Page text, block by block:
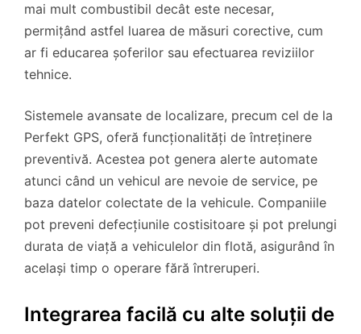
mai mult combustibil decât este necesar,
permițând astfel luarea de măsuri corective, cum
ar fi educarea șoferilor sau efectuarea reviziilor
tehnice.
Sistemele avansate de localizare, precum cel de la
Perfekt GPS, oferă funcționalități de întreținere
preventivă. Acestea pot genera alerte automate
atunci când un vehicul are nevoie de service, pe
baza datelor colectate de la vehicule. Companiile
pot preveni defecțiunile costisitoare și pot prelungi
durata de viață a vehiculelor din flotă, asigurând în
același timp o operare fără întreruperi.
Integrarea facilă cu alte soluții de